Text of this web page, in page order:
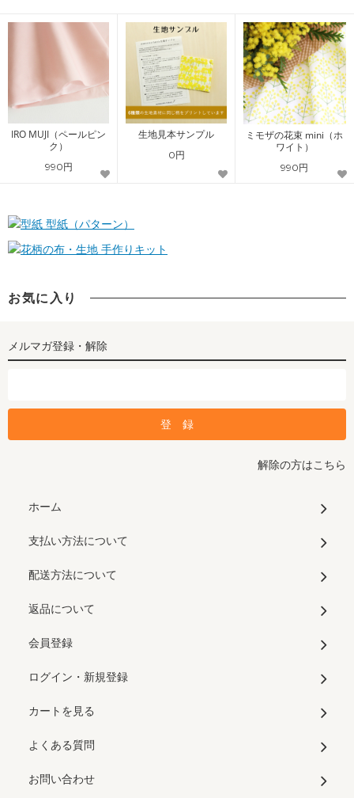
IRO MUJI（ペールピン
ク）
990円
生地見本サンプル
0円
ミモザの花束 mini（ホ
ワイト）
990円
型紙（パターン）
手作りキット
お気に入り
メルマガ登録・解除
解除の方はこちら
ホーム
支払い方法について
配送方法について
返品について
会員登録
ログイン・新規登録
カートを見る
よくある質問
お問い合わせ